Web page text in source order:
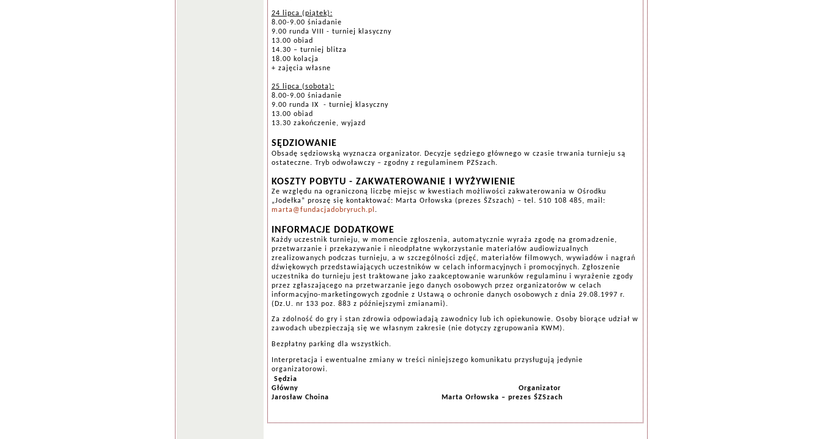
24 lipca (piątek):
8.00-9.00 śniadanie
9.00 runda VIII - turniej klasyczny
13.00 obiad
14.30 – turniej blitza
18.00 kolacja
+ zajęcia własne
25 lipca (sobota):
8.00-9.00 śniadanie
9.00 runda IX
- turniej klasyczny
13.00 obiad
13.30 zakończenie, wyjazd
SĘDZIOWANIE
Obsadę sędziowską wyznacza organizator. Decyzje sędziego głównego w czasie trwania turnieju są
ostateczne. Tryb odwoławczy – zgodny z regulaminem PZSzach.
KOSZTY POBYTU - ZAKWATEROWANIE I WYŻYWIENIE
Ze względu na ograniczoną liczbę miejsc w kwestiach możliwości zakwaterowania w Ośrodku
„Jodełka” proszę się kontaktować: Marta Orłowska (prezes ŚZszach) – tel. 510 108 485, mail:
marta@fundacjadobryruch.pl .
INFORMACJE DODATKOWE
Każdy uczestnik turnieju, w momencie zgłoszenia, automatycznie wyraża zgodę na gromadzenie,
przetwarzanie i przekazywanie i nieodpłatne wykorzystanie materiałów audiowizualnych
zrealizowanych podczas turnieju, a w szczególności zdjęć, materiałów filmowych, wywiadów i nagrań
dźwiękowych przedstawiających uczestników w celach informacyjnych i promocyjnych. Zgłoszenie
uczestnika do turnieju jest traktowane jako zaakceptowanie warunków regulaminu i wyrażenie zgody
przez zgłaszającego na przetwarzanie jego danych osobowych przez organizatorów w celach
informacyjno-marketingowych zgodnie z Ustawą o ochronie danych osobowych z dnia 29.08.1997 r.
(Dz.U. nr 133 poz. 883 z późniejszymi zmianami).
Za zdolność do gry i stan zdrowia odpowiadają zawodnicy lub ich opiekunowie. Osoby biorące udział w
zawodach ubezpieczają się we własnym zakresie (nie dotyczy zgrupowania KWM).
Bezpłatny parking dla wszystkich.
Interpretacja i ewentualne zmiany w treści niniejszego komunikatu przysługują jedynie
organizatorowi.
Sędzia
Główny
Organizator
Jarosław Choina
Marta Orłowska – prezes ŚZSzach